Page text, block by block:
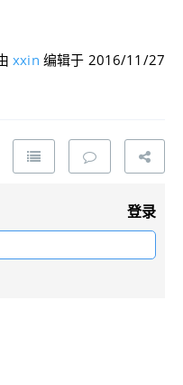
xxin 编辑于 2016/11/27
登录